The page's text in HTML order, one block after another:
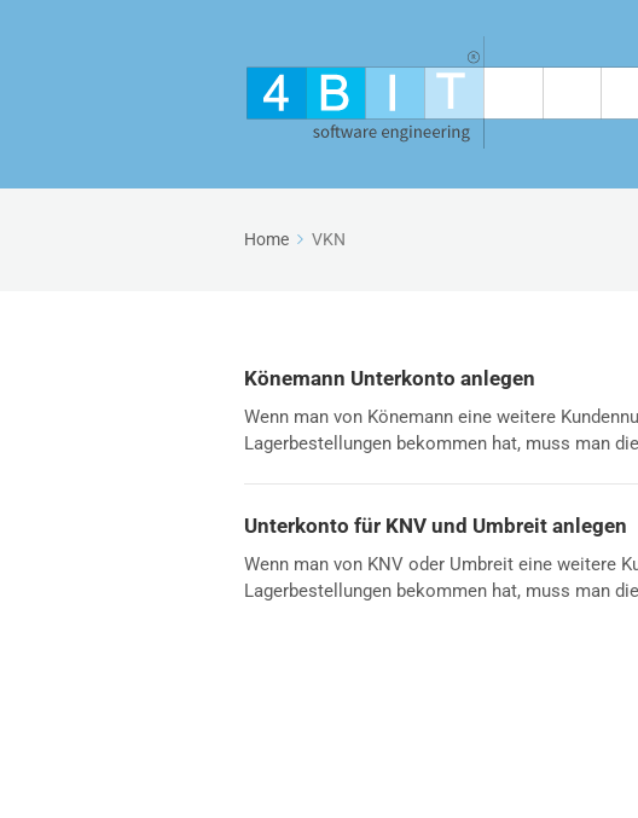
Home VKN
Könemann Unterkonto anlegen
Wenn man von Könemann eine weitere
Lagerbestellungen bekommen hat, muss man
Unterkonto für KNV und Umbreit anlegen
Wenn man von KNV oder Umbreit eine weitere
Lagerbestellungen bekommen hat, muss man